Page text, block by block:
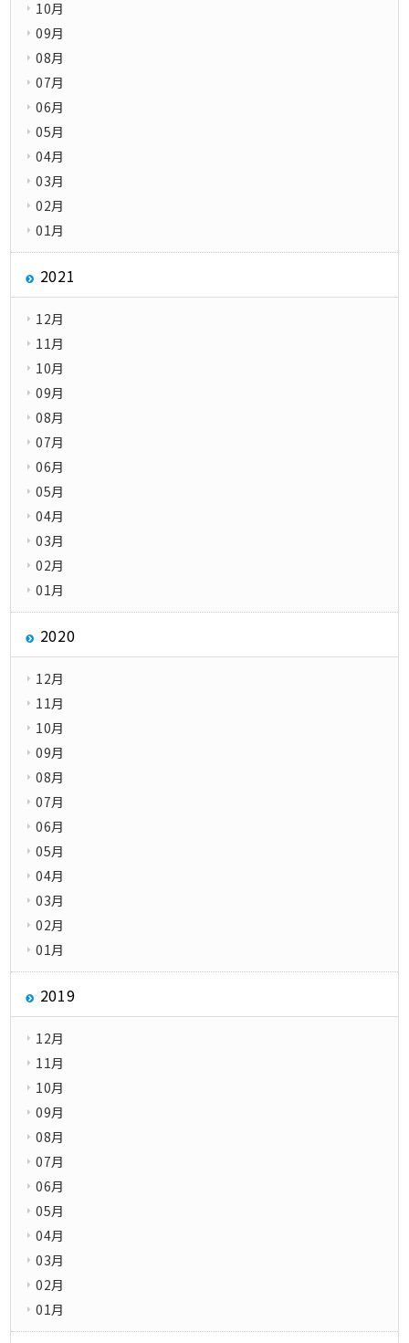
10月
09月
08月
07月
06月
05月
04月
03月
02月
01月
2021
12月
11月
10月
09月
08月
07月
06月
05月
04月
03月
02月
01月
2020
12月
11月
10月
09月
08月
07月
06月
05月
04月
03月
02月
01月
2019
12月
11月
10月
09月
08月
07月
06月
05月
04月
03月
02月
01月